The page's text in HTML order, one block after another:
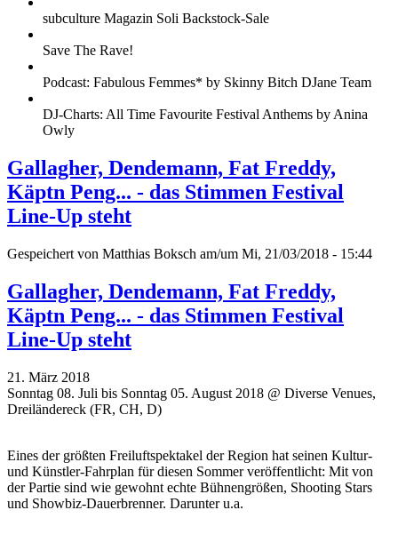
subculture Magazin Soli Backstock-Sale
Save The Rave!
Podcast: Fabulous Femmes* by Skinny Bitch DJane Team
DJ-Charts: All Time Favourite Festival Anthems by Anina
Owly
Gallagher, Dendemann, Fat Freddy,
Käptn Peng... - das Stimmen Festival
Line-Up steht
Gespeichert von Matthias Boksch am/um Mi, 21/03/2018 - 15:44
Gallagher, Dendemann, Fat Freddy,
Käptn Peng... - das Stimmen Festival
Line-Up steht
21. März 2018
Sonntag 08. Juli bis Sonntag 05. August 2018 @ Diverse Venues,
Dreiländereck (FR, CH, D)
Eines der größten Freiluftspektakel der Region hat seinen Kultur-
und Künstler-Fahrplan für diesen Sommer veröffentlicht: Mit von
der Partie sind wie gewohnt echte Bühnengrößen, Shooting Stars
und Showbiz-Dauerbrenner. Darunter u.a.